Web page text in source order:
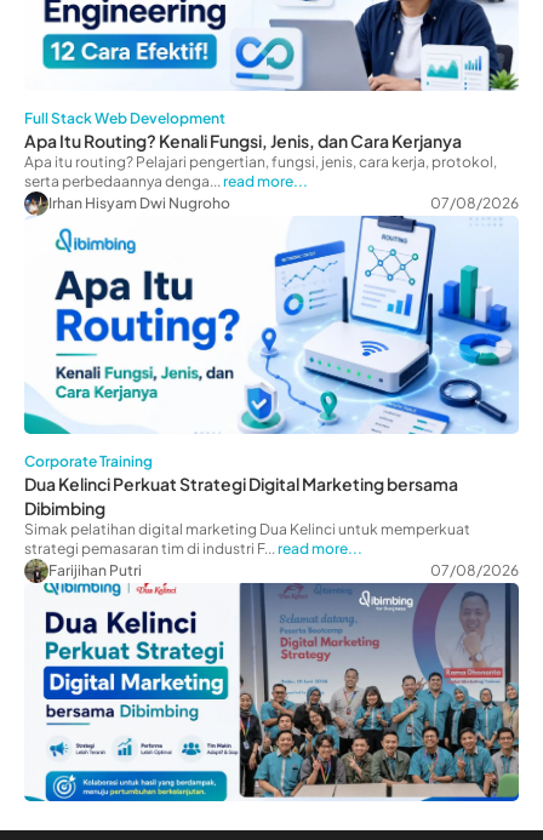
Full Stack Web Development
Apa Itu Routing? Kenali Fungsi, Jenis, dan Cara Kerjanya
Apa itu routing? Pelajari pengertian, fungsi, jenis, cara kerja, protokol,
serta perbedaannya denga... read more...
Irhan Hisyam Dwi Nugroho
07/08/2026
Corporate Training
Dua Kelinci Perkuat Strategi Digital Marketing bersama
Dibimbing
Simak pelatihan digital marketing Dua Kelinci untuk memperkuat
strategi pemasaran tim di industri F... read more...
Farijihan Putri
07/08/2026